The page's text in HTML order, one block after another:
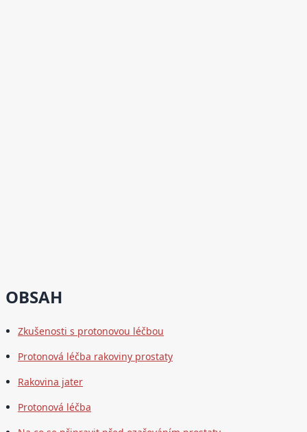
OBSAH
Zkušenosti s protonovou léčbou
Protonová léčba rakoviny prostaty
Rakovina jater
Protonová léčba